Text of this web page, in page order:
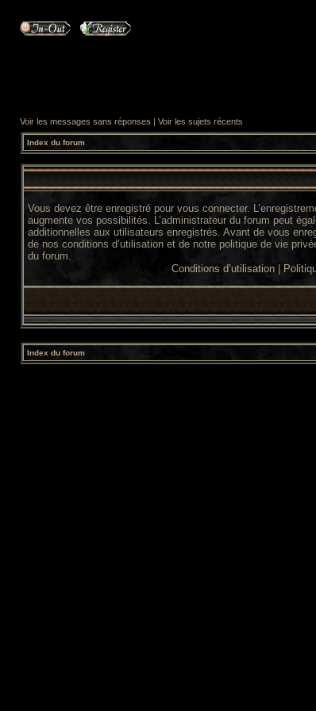
Voir les messages sans réponses | Voir les sujets récents
Index du forum
Vous devez être enregistré pour vous connecter.
augmente vos possibilités. L’administrateur du forum peut
additionnelles aux utilisateurs enregistrés. Avant de vous
de nos conditions d’utilisation et de notre politique de vie
du forum.
Conditions d’utilisation
Index du forum